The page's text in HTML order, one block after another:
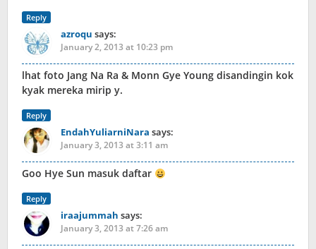
Reply
azroqu says:
January 2, 2013 at 10:23 pm
lhat foto Jang Na Ra & Monn Gye Young disandingin kok
kyak mereka mirip y.
Reply
EndahYuliarniNara says:
January 3, 2013 at 3:11 am
Goo Hye Sun masuk daftar
Reply
iraajummah says:
January 3, 2013 at 7:26 am